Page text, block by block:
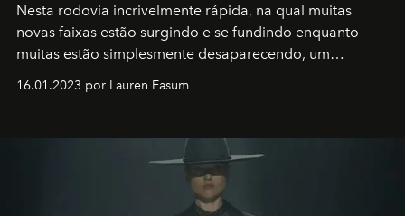
Nesta rodovia incrivelmente rápida, na qual muitas
novas faixas estão surgindo e se fundindo enquanto
muitas estão simplesmente desaparecendo, um
transportador AMTD abrindo caminho para muitos
por propósitos, com um claro senso de missão na vida e
16.01.2023 por Lauren Easum